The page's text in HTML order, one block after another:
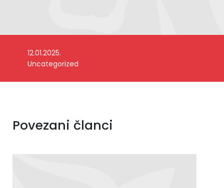
12.01.2025.
Uncategorized
Povezani članci